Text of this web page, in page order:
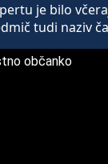
je bilo
tudi naziv
občanko